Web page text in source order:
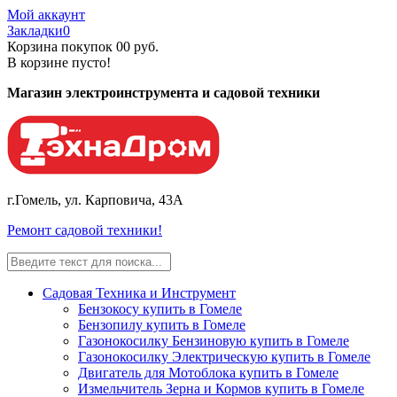
Мой аккаунт
Закладки0
Корзина покупок 00 руб.
В корзине пусто!
Магазин электроинструмента и садовой техники
г.Гомель, ул. Карповича, 43А
Ремонт садовой техники!
Садовая Техника и Инструмент
Бензокосу купить в Гомеле
Бензопилу купить в Гомеле
Газонокосилку Бензиновую купить в Гомеле
Газонокосилку Электрическую купить в Гомеле
Двигатель для Мотоблока купить в Гомеле
Измельчитель Зерна и Кормов купить в Гомеле